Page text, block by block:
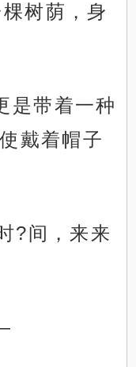
树荫，身
是带着一种
戴着帽子
?间，来来